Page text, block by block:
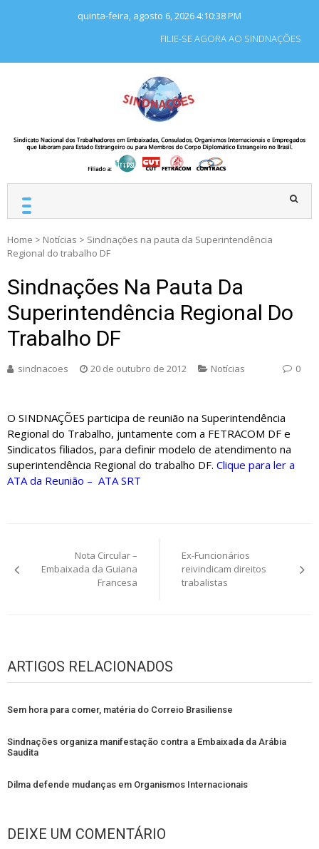
quinta-feira, agosto 6, 20264:10:39 PM
FILIE-SE AGORA AO SINDNAÇÕES
e Organismos
Empregados que laboram
para Estado Estrangeiro.
Home > Notícias > Sindnações na pauta da Superintendência
Regional do trabalho DF
Sindnações Na Pauta Da
Superintendência Regional Do
Trabalho DF
sindnacoes 20 de outubro de 2012 Notícias 0
O SINDNAÇÕES participa de reunião na Superintendência
Regional do Trabalho, juntamente com a FETRACOM DF e
Sindicatos filiados, para definir modelo de atendimento na
superintendência Regional do trabalho DF. Clique para ler a
ATA da Reunião – ATA SRT
de
Nota Circular –
Embaixada da Guiana
Francesa
Ex-Funcionários
reivindicam direitos
trabalistas
ARTIGOS RELACIONADOS
Sem hora para comer, matéria do Correio Brasiliense
Sindnações organiza manifestação contra a Embaixada da Arábia
Saudita
Dilma defende mudanças em Organismos Internacionais
DEIXE UM COMENTÁRIO